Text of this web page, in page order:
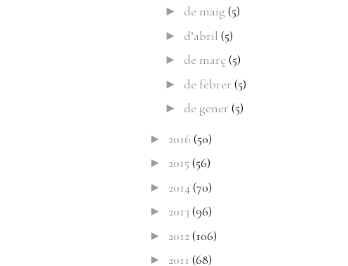
► de maig (5)
► d’abril (5)
► de març (5)
► de febrer (5)
► de gener (5)
► 2016 (50)
► 2015 (56)
► 2014(70)
► 2013 (96)
► 2012(106)
► 2011 (68)